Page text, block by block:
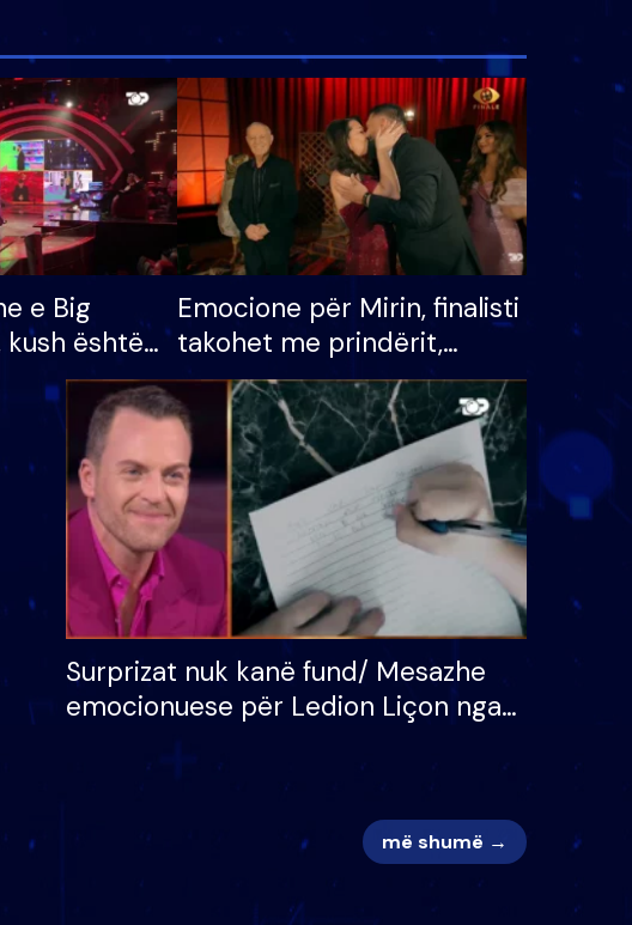
e Big
kush është
lë shtëpinë
për
e madh
Emocione për Mirin, finalisti
takohet me prindërit,
vajzën dhe bashkëshorten:
S’kemi ndonjë letër divorci
apo jo?
Surprizat nuk kanë fund/ Mesazhe
emocionuese për Ledion Liçon nga
më shumë →